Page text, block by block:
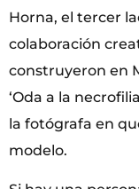
Horna, el tercer
colaboración
construyeron en
‘Oda a la
la fotógrafa en
modelo.